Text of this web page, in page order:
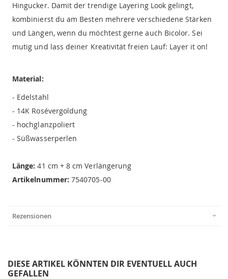
Hingucker. Damit der trendige Layering Look gelingt,
kombinierst du am Besten mehrere verschiedene Stärken
und Längen, wenn du möchtest gerne auch Bicolor. Sei
mutig und lass deiner Kreativität freien Lauf: Layer it on!
Material:
- Edelstahl
- 14K Rosévergoldung
- hochglanzpoliert
- Süßwasserperlen
Länge: 41 cm + 8 cm Verlängerung
Artikelnummer:7540705-00
Rezensionen
DIESE ARTIKEL KÖNNTEN DIR EVENTUELL AUCH
GEFALLEN